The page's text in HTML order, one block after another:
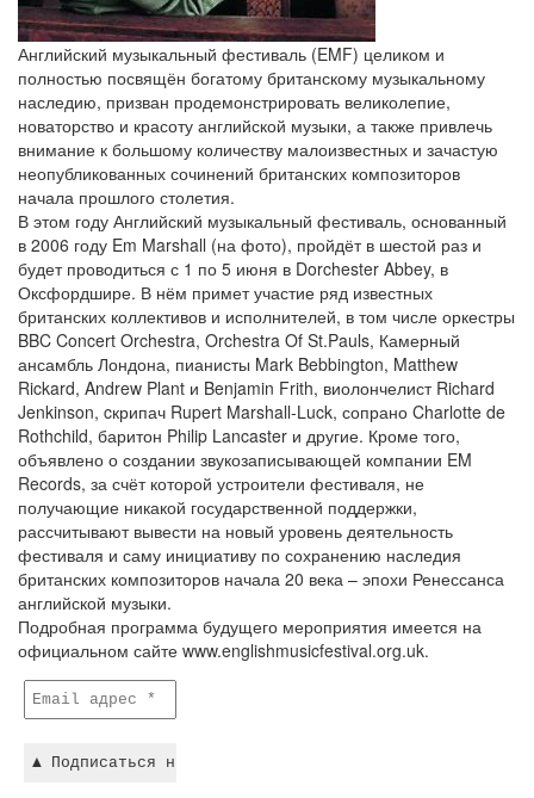
Английский музыкальный фестиваль (EMF) целиком и
полностью посвящён богатому британскому музыкальному
наследию, призван продемонстрировать великолепие,
новаторство и красоту английской музыки, а также привлечь
внимание к большому количеству малоизвестных и зачастую
неопубликованных сочинений британских композиторов
начала прошлого столетия.
В этом году Английский музыкальный фестиваль, основанный
в 2006 году Em Marshall (на фото), пройдёт в шестой раз и
будет проводиться с 1 по 5 июня в Dorchester Abbey, в
Оксфордшире. В нём примет участие ряд известных
британских коллективов и исполнителей, в том числе оркестры
BBC Concert Orchestra, Orchestra Of St.Pauls, Камерный
ансамбль Лондона, пианисты Mark Bebbington, Matthew
Rickard, Andrew Plant и Benjamin Frith, виолончелист Richard
Jenkinson, cкрипач Rupert Marshall-Luck, сопрано Charlotte de
Rothchild, баритон Philip Lancaster и другие. Кроме того,
объявлено о создании звукозаписывающей компании EM
Records, за счёт которой устроители фестиваля, не
получающие никакой государственной поддержки,
рассчитывают вывести на новый уровень деятельность
фестиваля и саму инициативу по сохранению наследия
британских композиторов начала 20 века – эпохи Ренессанса
английской музыки.
Подробная программа будущего мероприятия имеется на
официальном сайте www.englishmusicfestival.org.uk.